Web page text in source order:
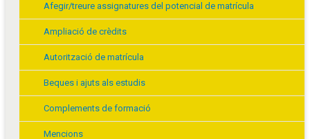
Afegir/treure assignatures del potencial de matrícula
Ampliació de crèdits
Autorització de matrícula
Beques i ajuts als estudis
Complements de formació
Mencions